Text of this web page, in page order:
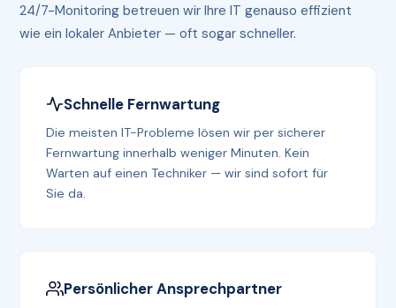
24/7-Monitoring betreuen wir Ihre IT genauso effizient
wie ein lokaler Anbieter — oft sogar schneller.
Schnelle Fernwartung
Die meisten IT-Probleme lösen wir per sicherer
Fernwartung innerhalb weniger Minuten. Kein
Warten auf einen Techniker — wir sind sofort für
Sie da.
Persönlicher Ansprechpartner